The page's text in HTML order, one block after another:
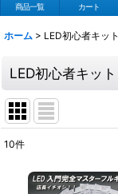
商品一覧 カート
ホーム > LED初心者キット
LED初心者キット
10件